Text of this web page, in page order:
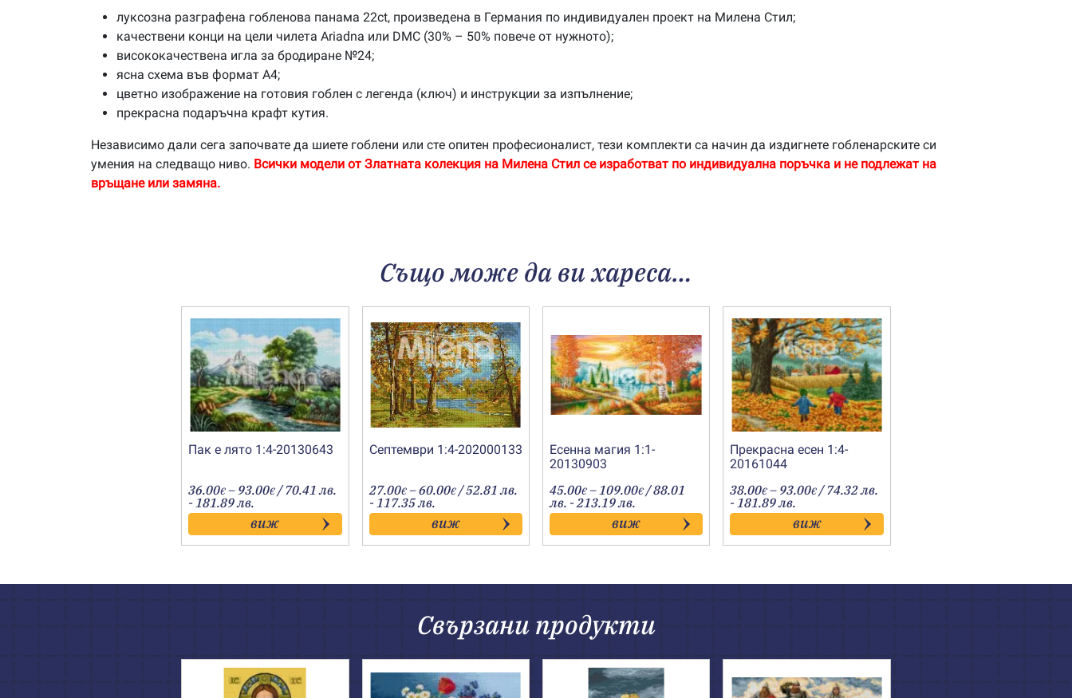
луксозна разграфена гобленова панама 22ct, произведена в Германия по индивидуален проект на Милена Стил;
качествени конци на цели чилета Ariadna или DMC (30% – 50% повече от нужното);
висококачествена игла за бродиране №24;
ясна схема във формат А4;
цветно изображение на готовия гоблен с легенда (ключ) и инструкции за изпълнение;
прекрасна подаръчна крафт кутия.
Независимо дали сега започвате да шиете гоблени или сте опитен професионалист, тези комплекти са начин да издигнете гобленарските си
умения на следващо ниво. Всички модели от Златната колекция на Милена Стил се изработват по индивидуална поръчка и не подлежат на
връщане или замяна.
Също може да ви хареса…
Пак е лято 1:4-20130643
36.00€ – 93.00€Price
range:
36.00€
through
93.00€
/ 70.41 лв.
- 181.89 лв.
виж
Септември 1:4-202000133
27.00€ –60.00€Price
range:
27.00€
through
60.00€
/ 52.81 лв.
- 117.35 лв.
виж
Есенна магия 1:1-
20130903
45.00€ –109.00€Price
range:
45.00€
through
109.00€
/ 88.01
лв. - 213.19 лв.
виж
Прекрасна есен 1:4-
20161044
38.00€ – 93.00€Price
range:
38.00€
through
93.00€
/ 74.32 лв.
- 181.89 лв.
виж
Свързани продукти